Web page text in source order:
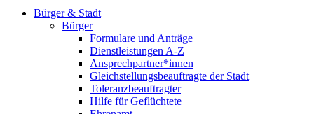
Bürger & Stadt
Bürger
Formulare und Anträge
Dienstleistungen A-Z
Ansprechpartner*innen
Gleichstellungsbeauftragte der Stadt
Toleranzbeauftragter
Hilfe für Geflüchtete